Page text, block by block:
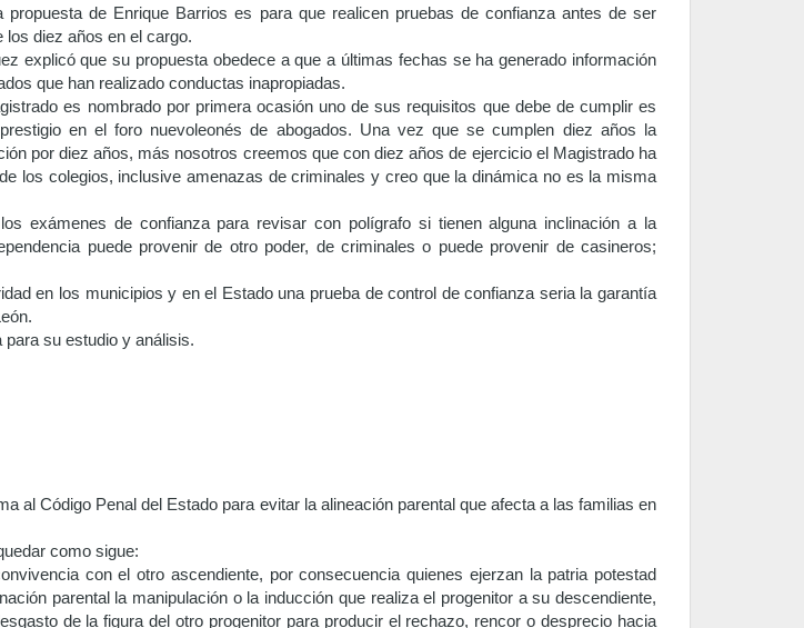
propuesta de Enrique Barrios es para que realicen pruebas de confianza antes de ser
los diez años en el cargo.
explicó que su propuesta obedece a que a últimas fechas se ha generado información
que han realizado conductas inapropiadas.
es nombrado por primera ocasión uno de sus requisitos que debe de cumplir es
en el foro nuevoleonés de abogados. Una vez que se cumplen diez años la
por diez años, más nosotros creemos que con diez años de ejercicio el Magistrado ha
los colegios, inclusive amenazas de criminales y creo que la dinámica no es la misma
exámenes de confianza para revisar con polígrafo si tienen alguna inclinación a la
puede provenir de otro poder, de criminales o puede provenir de casineros;
en los municipios y en el Estado una prueba de control de confianza seria la garantía
su estudio y análisis.
Penal del Estado para evitar la alineación parental que afecta a las familias en
como sigue:
con el otro ascendiente, por consecuencia quienes ejerzan la patria potestad
parental la manipulación o la inducción que realiza el progenitor a su descendiente,
de la figura del otro progenitor para producir el rechazo, rencor o desprecio hacia